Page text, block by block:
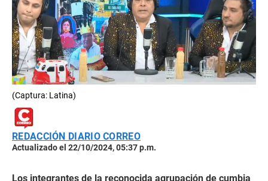
(Captura: Latina)
REDACCIÓN DIARIO CORREO
Actualizado el 22/10/2024, 05:37 p.m.
Los integrantes de la reconocida agrupación de cumbia